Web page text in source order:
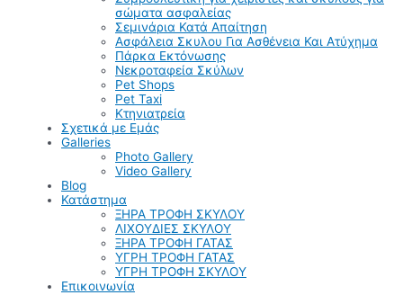
σώματα ασφαλείας
Σεμινάρια Κατά Απαίτηση
Ασφάλεια Σκυλου Για Ασθένεια Και Ατύχημα
Πάρκα Εκτόνωσης
Νεκροταφεία Σκύλων
Pet Shops
Pet Taxi
Κτηνιατρεία
Σχετικά με Εμάς
Galleries
Photo Gallery
Video Gallery
Blog
Κατάστημα
ΞΗΡΑ ΤΡΟΦΗ ΣΚΥΛΟΥ
ΛΙΧΟΥΔΙΕΣ ΣΚΥΛΟΥ
ΞΗΡΑ ΤΡΟΦΗ ΓΑΤΑΣ
ΥΓΡΗ ΤΡΟΦΗ ΓΑΤΑΣ
ΥΓΡΗ ΤΡΟΦΗ ΣΚΥΛΟΥ
Επικοινωνία